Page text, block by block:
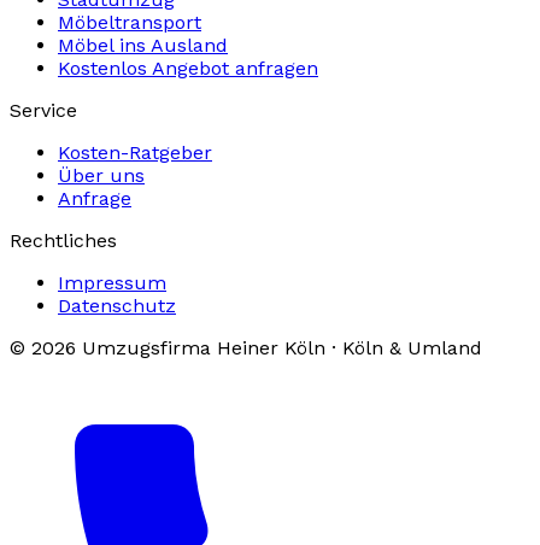
Möbeltransport
Möbel ins Ausland
Kostenlos Angebot anfragen
Service
Kosten-Ratgeber
Über uns
Anfrage
Rechtliches
Impressum
Datenschutz
© 2026 Umzugsfirma Heiner Köln · Köln & Umland